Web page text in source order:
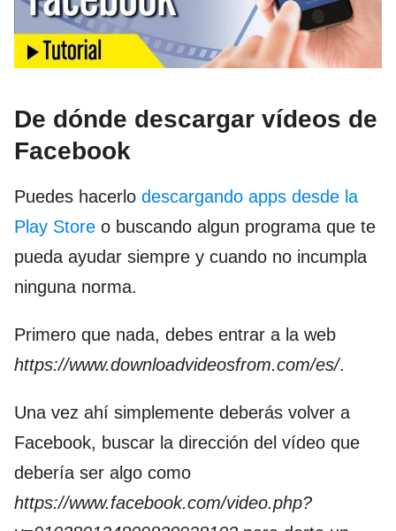
De dónde descargar vídeos de
Facebook
Puedes hacerlo descargando apps desde la
Play Store o buscando algun programa que te
pueda ayudar siempre y cuando no incumpla
ninguna norma.
Primero que nada, debes entrar a la web
https://www.downloadvideosfrom.com/es/.
Una vez ahí simplemente deberás volver a
Facebook, buscar la dirección del vídeo que
debería ser algo como
https://www.facebook.com/video.php?